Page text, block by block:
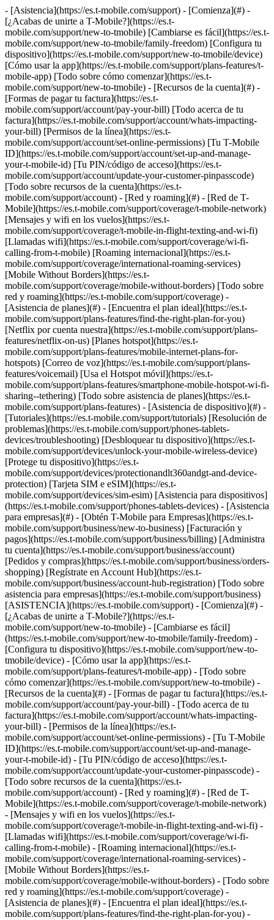
- [Asistencia](https://es.t-mobile.com/support) - [Comienza](#) -
[¿Acabas de unirte a T-Mobile?](https://es.t-
mobile.com/support/new-to-tmobile) [Cambiarse es fácil](https://es.t-
mobile.com/support/new-to-tmobile/family-freedom) [Configura tu
dispositivo](https://es.t-mobile.com/support/new-to-tmobile/device)
[Cómo usar la app](https://es.t-mobile.com/support/plans-features/t-
mobile-app) [Todo sobre cómo comenzar](https://es.t-
mobile.com/support/new-to-tmobile) - [Recursos de la cuenta](#) -
[Formas de pagar tu factura](https://es.t-
mobile.com/support/account/pay-your-bill) [Todo acerca de tu
factura](https://es.t-mobile.com/support/account/whats-impacting-
your-bill) [Permisos de la línea](https://es.t-
mobile.com/support/account/set-online-permissions) [Tu T-Mobile
ID](https://es.t-mobile.com/support/account/set-up-and-manage-
your-t-mobile-id) [Tu PIN/código de acceso](https://es.t-
mobile.com/support/account/update-your-customer-pinpasscode)
[Todo sobre recursos de la cuenta](https://es.t-
mobile.com/support/account) - [Red y roaming](#) - [Red de T-
Mobile](https://es.t-mobile.com/support/coverage/t-mobile-network)
[Mensajes y wifi en los vuelos](https://es.t-
mobile.com/support/coverage/t-mobile-in-flight-texting-and-wi-fi)
[Llamadas wifi](https://es.t-mobile.com/support/coverage/wi-fi-
calling-from-t-mobile) [Roaming internacional](https://es.t-
mobile.com/support/coverage/international-roaming-services)
[Mobile Without Borders](https://es.t-
mobile.com/support/coverage/mobile-without-borders) [Todo sobre
red y roaming](https://es.t-mobile.com/support/coverage) -
[Asistencia de planes](#) - [Encuentra el plan ideal](https://es.t-
mobile.com/support/plans-features/find-the-right-plan-for-you)
[Netflix por cuenta nuestra](https://es.t-mobile.com/support/plans-
features/netflix-on-us) [Planes hotspot](https://es.t-
mobile.com/support/plans-features/mobile-internet-plans-for-
hotspots) [Correo de voz](https://es.t-mobile.com/support/plans-
features/voicemail) [Usa el Hotspot móvil](https://es.t-
mobile.com/support/plans-features/smartphone-mobile-hotspot-wi-fi-
sharing--tethering) [Todo sobre asistencia de planes](https://es.t-
mobile.com/support/plans-features) - [Asistencia de dispositivo](#) -
[Tutoriales](https://es.t-mobile.com/support/tutorials) [Resolución de
problemas](https://es.t-mobile.com/support/phones-tablets-
devices/troubleshooting) [Desbloquear tu dispositivo](https://es.t-
mobile.com/support/devices/unlock-your-mobile-wireless-device)
[Protege tu dispositivo](https://es.t-
mobile.com/support/devices/protectionandlt360andgt-and-device-
protection) [Tarjeta SIM e eSIM](https://es.t-
mobile.com/support/devices/sim-esim) [Asistencia para dispositivos]
(https://es.t-mobile.com/support/phones-tablets-devices) - [Asistencia
para empresas](#) - [Obtén T-Mobile para Empresas](https://es.t-
mobile.com/support/business/new-to-business) [Facturación y
pagos](https://es.t-mobile.com/support/business/billing) [Administra
tu cuenta](https://es.t-mobile.com/support/business/account)
[Pedidos y compras](https://es.t-mobile.com/support/business/orders-
shopping) [Regístrate en Account Hub](https://es.t-
mobile.com/support/business/account-hub-registration) [Todo sobre
asistencia para empresas](https://es.t-mobile.com/support/business)
[ASISTENCIA](https://es.t-mobile.com/support) - [Comienza](#) -
[¿Acabas de unirte a T-Mobile?](https://es.t-
mobile.com/support/new-to-tmobile) - [Cambiarse es fácil]
(https://es.t-mobile.com/support/new-to-tmobile/family-freedom) -
[Configura tu dispositivo](https://es.t-mobile.com/support/new-to-
tmobile/device) - [Cómo usar la app](https://es.t-
mobile.com/support/plans-features/t-mobile-app) - [Todo sobre
cómo comenzar](https://es.t-mobile.com/support/new-to-tmobile) -
[Recursos de la cuenta](#) - [Formas de pagar tu factura](https://es.t-
mobile.com/support/account/pay-your-bill) - [Todo acerca de tu
factura](https://es.t-mobile.com/support/account/whats-impacting-
your-bill) - [Permisos de la línea](https://es.t-
mobile.com/support/account/set-online-permissions) - [Tu T-Mobile
ID](https://es.t-mobile.com/support/account/set-up-and-manage-
your-t-mobile-id) - [Tu PIN/código de acceso](https://es.t-
mobile.com/support/account/update-your-customer-pinpasscode) -
[Todo sobre recursos de la cuenta](https://es.t-
mobile.com/support/account) - [Red y roaming](#) - [Red de T-
Mobile](https://es.t-mobile.com/support/coverage/t-mobile-network)
- [Mensajes y wifi en los vuelos](https://es.t-
mobile.com/support/coverage/t-mobile-in-flight-texting-and-wi-fi) -
[Llamadas wifi](https://es.t-mobile.com/support/coverage/wi-fi-
calling-from-t-mobile) - [Roaming internacional](https://es.t-
mobile.com/support/coverage/international-roaming-services) -
[Mobile Without Borders](https://es.t-
mobile.com/support/coverage/mobile-without-borders) - [Todo sobre
red y roaming](https://es.t-mobile.com/support/coverage) -
[Asistencia de planes](#) - [Encuentra el plan ideal](https://es.t-
mobile.com/support/plans-features/find-the-right-plan-for-you) -